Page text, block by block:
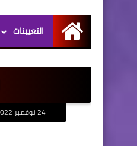
الرئيسية
التعيينات